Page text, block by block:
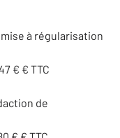
à régularisation
€ € TTC
de